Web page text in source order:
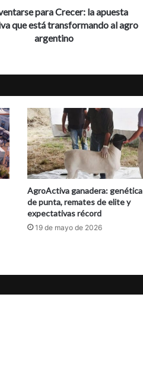
para Crecer: la apuesta
que está transformando al agro
argentino
AgroActiva ganadera: genética
de punta, remates de elite y
expectativas récord
19 de mayo de 2026